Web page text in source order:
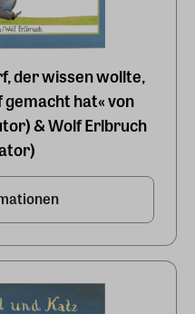
der wissen wollte,
hat« von
& Wolf Erlbruch